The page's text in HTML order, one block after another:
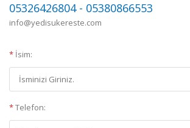
05326426804 - 05380866553
info@yedisukereste.com
* İsim:
*Telefon: